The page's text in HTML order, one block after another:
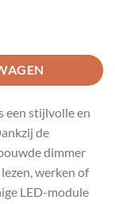
een stijlvolle en
de
dimmer
werken of
LED-module